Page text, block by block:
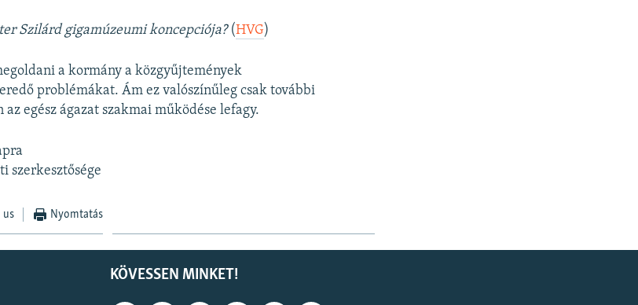
Szilárd gigamúzeumi koncepciója?(HVG)
a kormány a közgyűjtemények
problémákat. Ám ez valószínűleg csak további
egész ágazat szakmai működése lefagy.
szerkesztősége
us Nyomtatás
KÖVESSEN MINKET!